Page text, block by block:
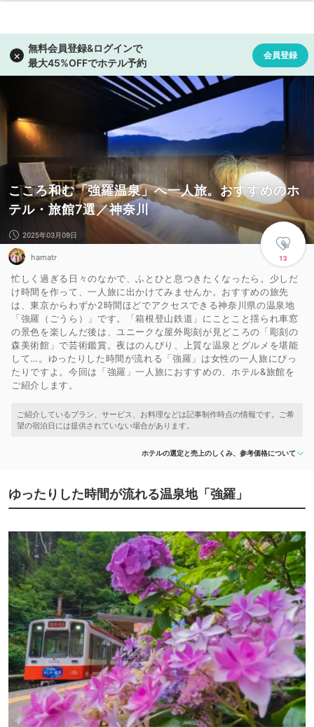
こころ和む「強羅温泉」へ一人旅。おすすめのホ
テル・旅館7選／神奈川
13
2025年03月09日
hamatr
忙しく過ぎる日々のなかで、ふとひと息つきたくなったら。少しだ
け時間を作って、一人旅に出かけてみませんか。おすすめの旅先
は、東京からわずか2時間ほどでアクセスできる神奈川県の温泉地
「強羅（ごうら）」です。「箱根登山鉄道」にことこと揺られ車窓
の景色を楽しんだ後は、ユニークな屋外彫刻が見どころの「彫刻の
森美術館」で芸術鑑賞。夜はのんびり、上質な温泉とグルメを堪能
して…。ゆったりした時間が流れる「強羅」は女性の一人旅にぴっ
たりですよ。今回は「強羅」一人旅におすすめの、ホテル&旅館を
ご紹介します。
ホテルの選定と売上のしくみ、参考価格について
ゆったりした時間が流れる温泉地「強羅」